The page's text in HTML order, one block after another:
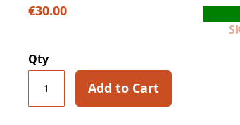
€30.00
Qty
Add to Cart